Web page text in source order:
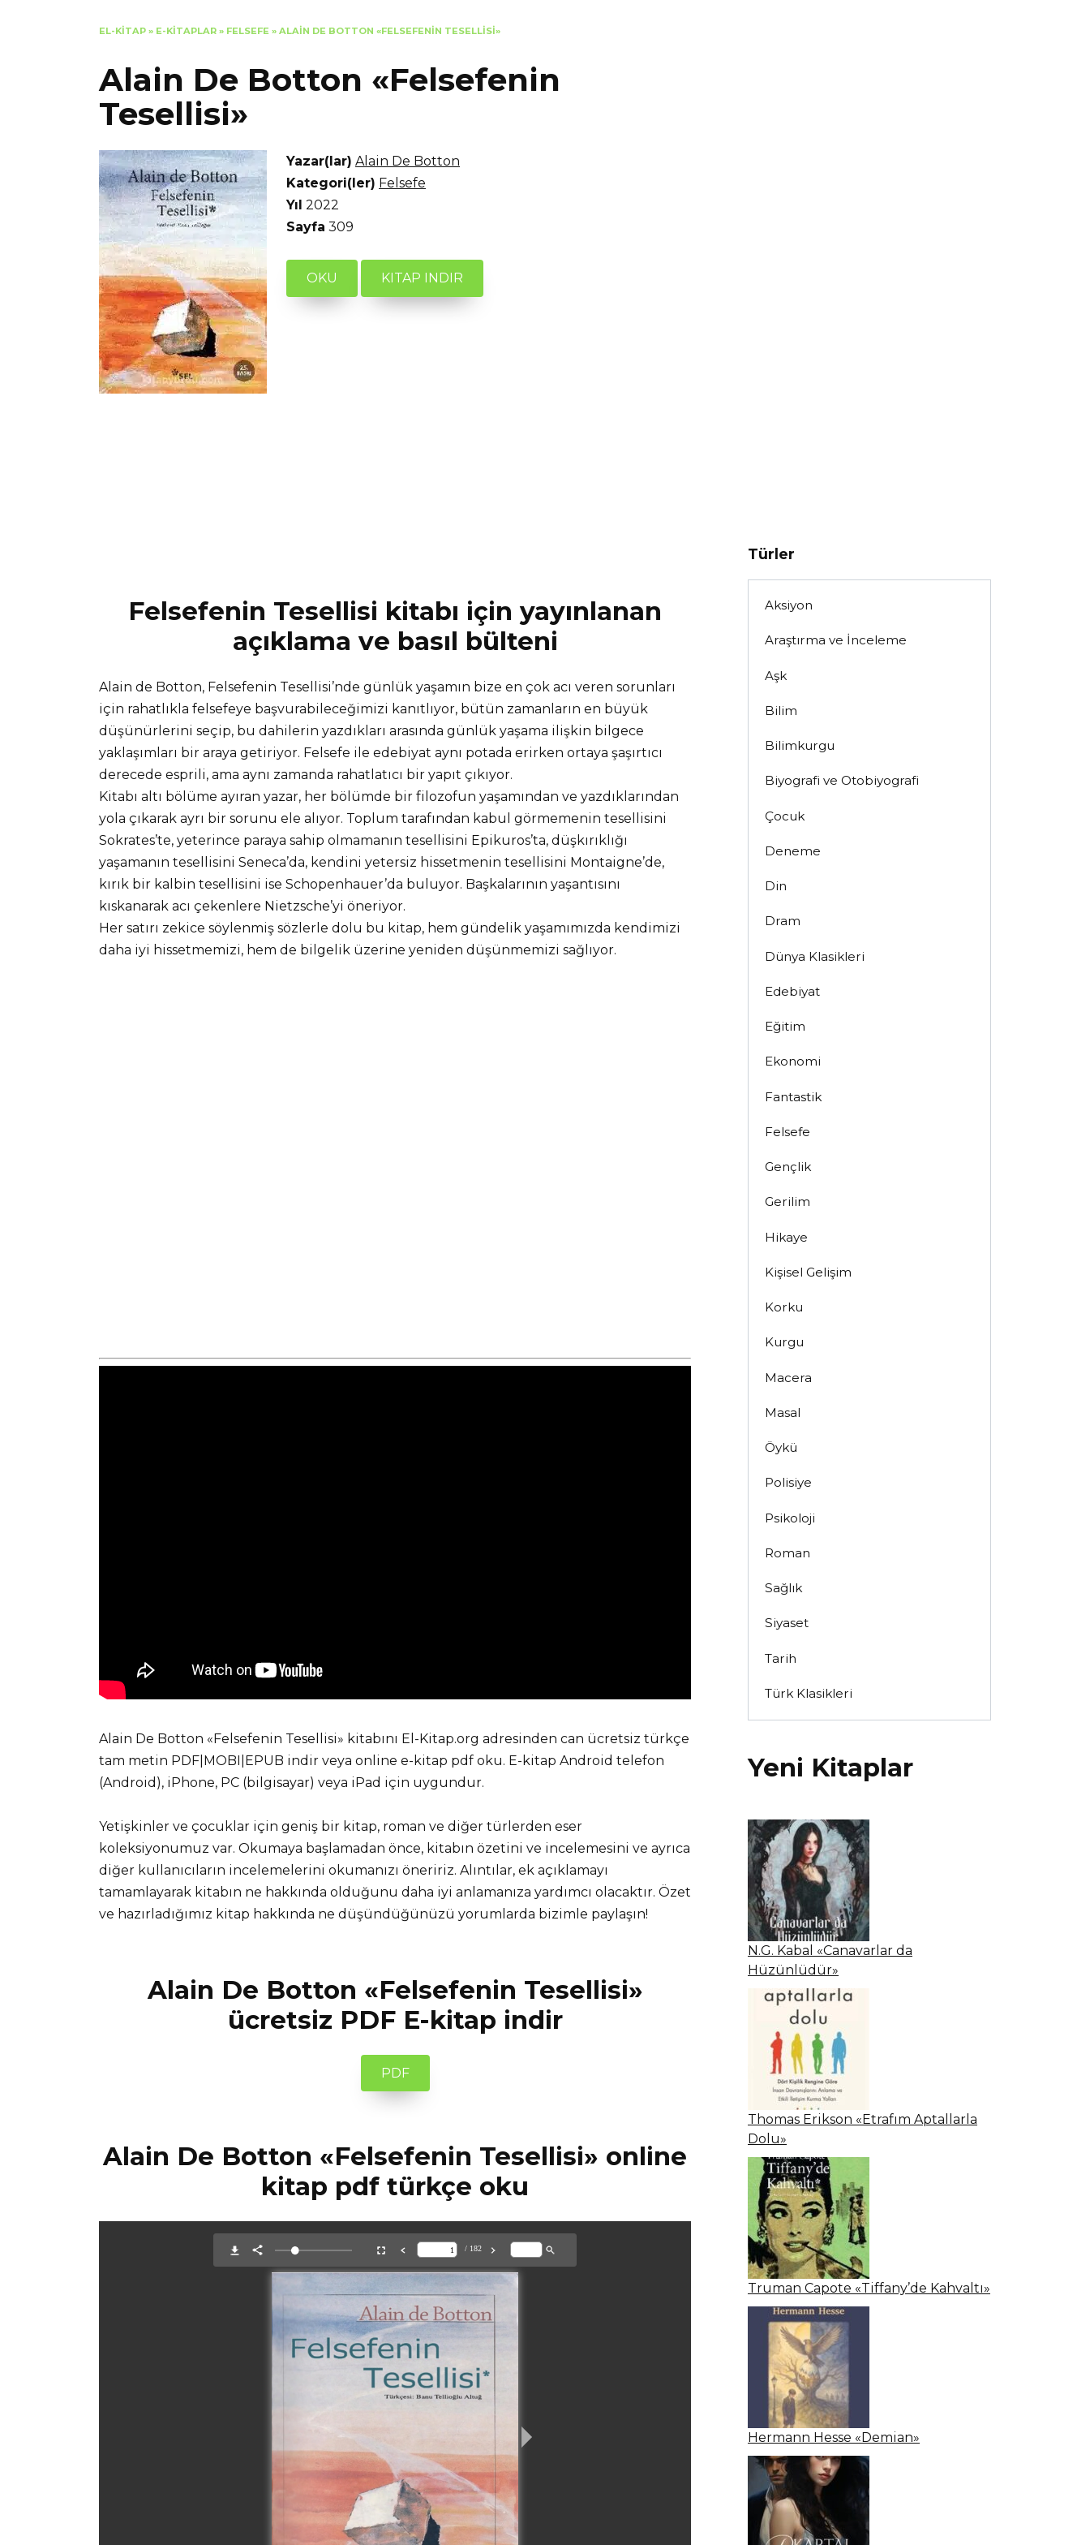
EL-KITAP » E-KITAPLAR » FELSEFE » ALAIN DE BOTTON «FELSEFENIN TESELLISI»
Alain De Botton «Felsefenin
Tesellisi»
Yazar(lar) Alain De Botton
Kategori(ler) Felsefe
Yıl 2022
Sayfa 309
OKU KITAP INDIR
Felsefenin Tesellisi kitabı için yayınlanan
açıklama ve basıl bülteni
Alain de Botton, Felsefenin Tesellisi’nde günlük yaşamın bize en çok acı veren sorunları
için rahatlıkla felsefeye başvurabileceğimizi kanıtlıyor, bütün zamanların en büyük
düşünürlerini seçip, bu dahilerin yazdıkları arasında günlük yaşama ilişkin bilgece
yaklaşımları bir araya getiriyor. Felsefe ile edebiyat aynı potada erirken ortaya şaşırtıcı
derecede esprili, ama aynı zamanda rahatlatıcı bir yapıt çıkıyor.
Kitabı altı bölüme ayıran yazar, her bölümde bir filozofun yaşamından ve yazdıklarından
yola çıkarak ayrı bir sorunu ele alıyor. Toplum tarafından kabul görmemenin tesellisini
Sokrates’te, yeterince paraya sahip olmamanın tesellisini Epikuros’ta, düşkırıklığı
yaşamanın tesellisini Seneca’da, kendini yetersiz hissetmenin tesellisini Montaigne’de,
kırık bir kalbin tesellisini ise Schopenhauer’da buluyor. Başkalarının yaşantısını
kıskanarak acı çekenlere Nietzsche’yi öneriyor.
Her satırı zekice söylenmiş sözlerle dolu bu kitap, hem gündelik yaşamımızda kendimizi
daha iyi hissetmemizi, hem de bilgelik üzerine yeniden düşünmemizi sağlıyor.
Alain De Botton «Felsefenin Tesellisi» kitabını El-Kitap.org adresinden can ücretsiz türkçe
tam metin PDF|MOBI|EPUB indir veya online e-kitap pdf oku. E-kitap Android telefon
(Android), iPhone, PC (bilgisayar) veya iPad için uygundur.
Yetişkinler ve çocuklar için geniş bir kitap, roman ve diğer türlerden eser
koleksiyonumuz var. Okumaya başlamadan önce, kitabın özetini ve incelemesini ve ayrıca
diğer kullanıcıların incelemelerini okumanızı öneririz. Alıntılar, ek açıklamayı
tamamlayarak kitabın ne hakkında olduğunu daha iyi anlamanıza yardımcı olacaktır. Özet
ve hazırladığımız kitap hakkında ne düşündüğünüzü yorumlarda bizimle paylaşın!
Alain De Botton «Felsefenin Tesellisi»
ücretsiz PDF E-kitap indir
PDF
Alain De Botton «Felsefenin Tesellisi» online
kitap pdf türkçe oku
Türler
Aksiyon
Araştırma ve İnceleme
Aşk
Bilim
Bilimkurgu
Biyografi ve Otobiyografi
Çocuk
Deneme
Din
Dram
Dünya Klasikleri
Edebiyat
Eğitim
Ekonomi
Fantastik
Felsefe
Gençlik
Gerilim
Hikaye
Kişisel Gelişim
Korku
Kurgu
Macera
Masal
Öykü
Polisiye
Psikoloji
Roman
Sağlık
Siyaset
Tarih
Türk Klasikleri
Yeni Kitaplar
N.G. Kabal «Canavarlar da
Hüzünlüdür»
Thomas Erikson «Etrafım Aptallarla
Dolu»
Truman Capote «Tiffany’de Kahvaltı»
Hermann Hesse «Demian»